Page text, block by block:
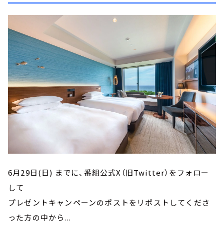
6月29日(日) までに、番組公式X（旧Twitter）をフォロー
して
プレゼントキャンペーンのポストをリポストしてくださ
った方の中から...